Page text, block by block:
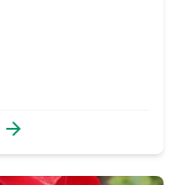
arrow_forward